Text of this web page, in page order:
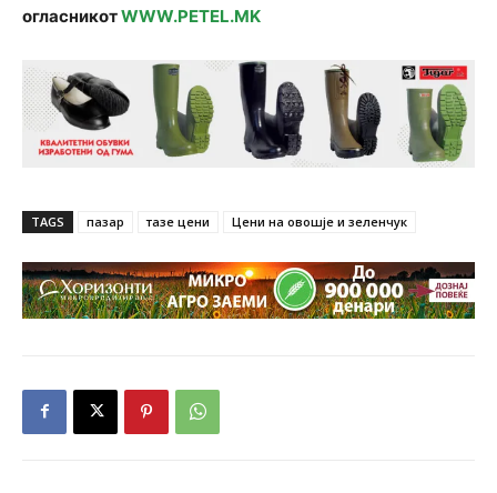
огласникотWWW.PETEL.MK
TAGS пазар тазе цени Цени на овошје и зеленчук